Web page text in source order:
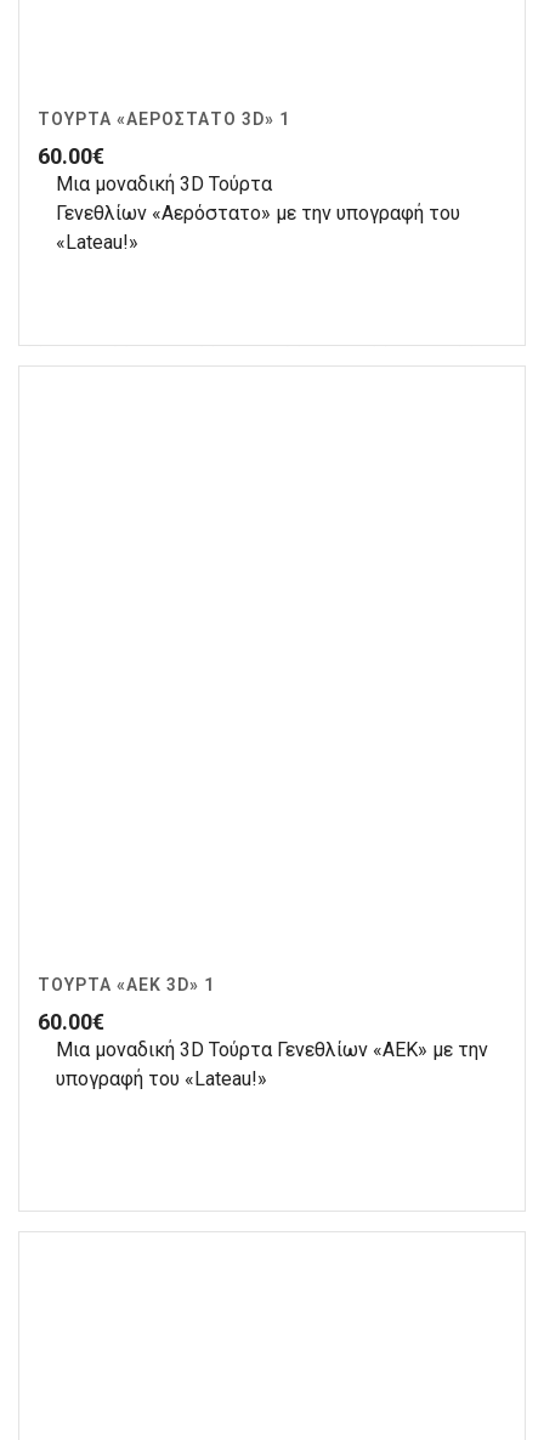
ΤΟΎΡΤΑ «ΑΕΡΌΣΤΑΤΟ 3D» 1
60.00€
Μια μοναδική 3D Τούρτα
Γενεθλίων «Αερόστατο» με την υπογραφή του
«Lateau!»
ΤΟΎΡΤΑ «ΑΕΚ 3D» 1
60.00€
Μια μοναδική 3D Τούρτα Γενεθλίων «ΑΕΚ» με την
υπογραφή του «Lateau!»